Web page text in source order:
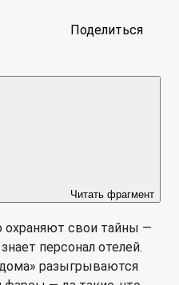
Поделиться
Читать фрагмент
охраняют свои тайны —
персонал отелей.
разыгрываются